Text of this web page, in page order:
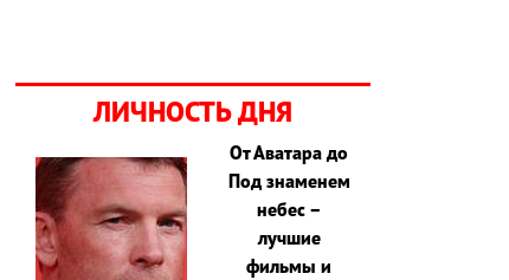
ЛИЧНОСТЬ ДНЯ
От Аватара до
Под знаменем
небес –
лучшие
фильмы и